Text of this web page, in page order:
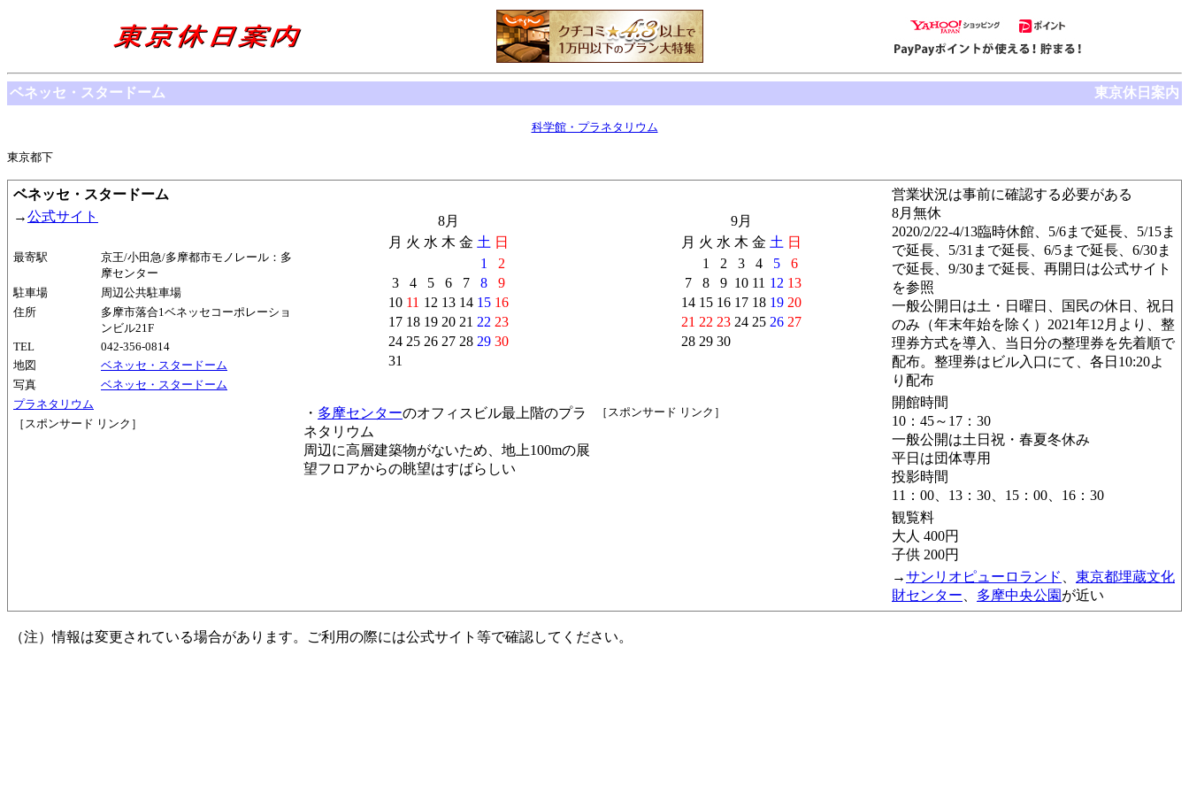
ベネッセ・スタードーム 東京休日案内
科学館・プラネタリウム
東京都下
ベネッセ・スタードーム
→公式サイト
最寄駅
京王/小田急/多摩都市モノレール：多
摩センター
駐車場
周辺公共駐車場
住所
多摩市落合1ベネッセコーポレーショ
ンビル21F
TEL
042-356-0814
地図
ベネッセ・スタードーム
写真
ベネッセ・スタードーム
プラネタリウム
［スポンサード リンク］
8月
月 火 水 木 金 土 日
1
2
3
4 5 6 7 8
9
10 11 12 13 14 15 16
17 18 19 20 21 22 23
24 25 26 27 28 29 30
31
9月
月 火 水 木 金 土 日
1
2 3 4 5
6
7
8 9 10 11 12 13
14 15 16 17 18 19 20
21 22 23 24 25 26 27
28 29 30
営業状況は事前に確認する必要がある
8月無休
2020/2/22-4/13臨時休館、5/6まで延長、5/15ま
で延長、5/31まで延長、6/5まで延長、6/30ま
で延長、9/30まで延長、再開日は公式サイト
を参照
一般公開日は土・日曜日、国民の休日、祝日
のみ（年末年始を除く）2021年12月より、整
理券方式を導入、当日分の整理券を先着順で
配布。整理券はビル入口にて、各日10:20よ
り配布
開館時間
10：45～17：30
一般公開は土日祝・春夏冬休み
平日は団体専用
投影時間
11：00、13：30、15：00、16：30
観覧料
大人 400円
子供 200円
→サンリオピューロランド
東京都埋蔵文化
財センター
多摩中央公園 が近い
・ 多摩センターのオフィスビル最上階のプラ
ネタリウム
周辺に高層建築物がないため、地上100mの展
望フロアからの眺望はすばらしい
［スポンサード リンク］
（注）情報は変更されている場合があります。ご利用の際には公式サイト等で確認してください。